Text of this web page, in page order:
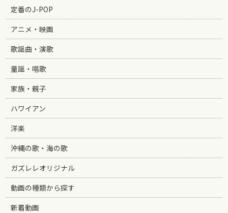
定番のJ-POP
アニメ・映画
歌謡曲・演歌
童謡・唱歌
家族・親子
ハワイアン
洋楽
沖縄の歌・海の歌
ガズレレオリジナル
動画の種類から探す
新着動画